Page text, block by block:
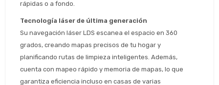
rápidas o a fondo.
Tecnología láser de última generación
Su navegación láser LDS escanea el espacio en 360
grados, creando mapas precisos de tu hogar y
planificando rutas de limpieza inteligentes. Además,
cuenta con mapeo rápido y memoria de mapas, lo que
garantiza eficiencia incluso en casas de varias
* sujeto aprobación crediticia
Estimado/a
Estás calificado para comprar usando Pago